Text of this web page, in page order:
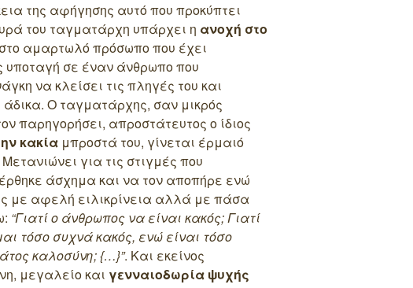
της αφήγησης αυτό που προκύπτει
του ταγματάρχη υπάρχει η ανοχή στο
αμαρτωλό πρόσωπο που έχει
υποταγή σε έναν άνθρωπο που
να κλείσει τις πληγές του και
Ο ταγματάρχης, σαν μικρός
παρηγορήσει, απροστάτευτος ο ίδιος
κακία μπροστά του, γίνεται έρμαιό
για τις στιγμές που
άσχημα και να τον αποπήρε ενώ
με αφελή ειλικρίνεια αλλά με πάσα
“Γιατί ο άνθρωπος να είναι κακός; Γιατί
τόσο συχνά κακός, ενώ είναι τόσο
καλοσύνη; {…}”. Και εκείνος
μεγαλείο και γενναιοδωρία ψυχής